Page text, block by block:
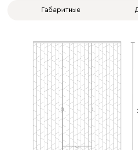
Габаритные